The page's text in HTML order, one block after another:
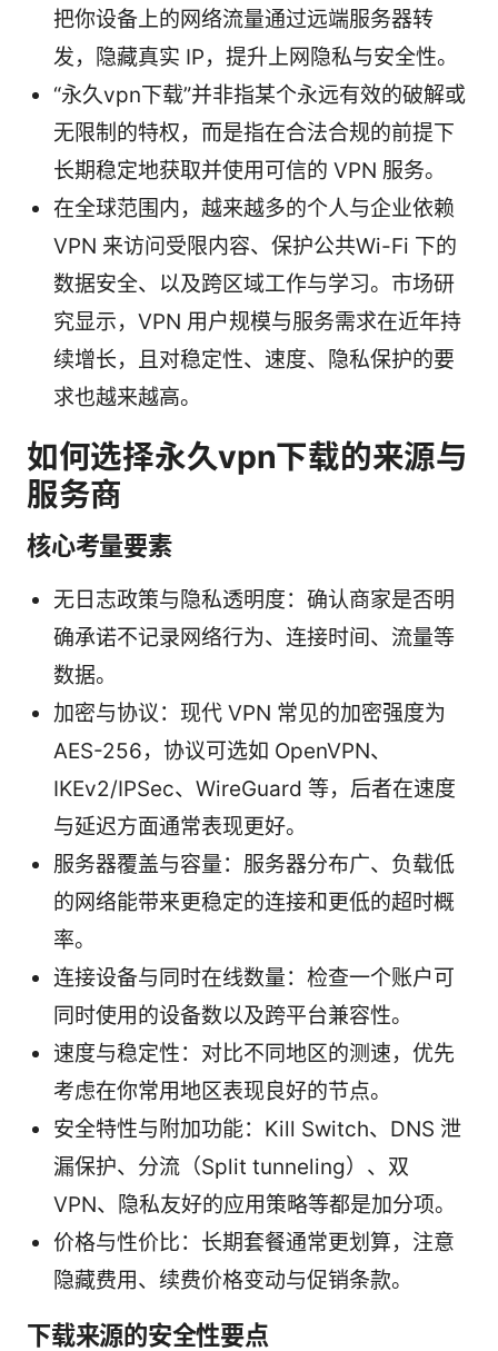
把你设备上的网络流量通过远端服务器转
发，隐藏真实 IP，提升上网隐私与安全性。
“永久vpn下载”并非指某个永远有效的破解或
无限制的特权，而是指在合法合规的前提下
长期稳定地获取并使用可信的 VPN 服务。
在全球范围内，越来越多的个人与企业依赖
VPN 来访问受限内容、保护公共Wi-Fi 下的
数据安全、以及跨区域工作与学习。市场研
究显示，VPN 用户规模与服务需求在近年持
续增长，且对稳定性、速度、隐私保护的要
求也越来越高。
如何选择永久vpn下载的来源与
服务商
核心考量要素
无日志政策与隐私透明度：确认商家是否明
确承诺不记录网络行为、连接时间、流量等
数据。
加密与协议：现代 VPN 常见的加密强度为
AES-256，协议可选如 OpenVPN、
IKEv2/IPSec、WireGuard 等，后者在速度
与延迟方面通常表现更好。
服务器覆盖与容量：服务器分布广、负载低
的网络能带来更稳定的连接和更低的超时概
率。
连接设备与同时在线数量：检查一个账户可
同时使用的设备数以及跨平台兼容性。
速度与稳定性：对比不同地区的测速，优先
考虑在你常用地区表现良好的节点。
安全特性与附加功能：Kill Switch、DNS 泄
漏保护、分流（Split tunneling）、双
VPN、隐私友好的应用策略等都是加分项。
价格与性价比：长期套餐通常更划算，注意
隐藏费用、续费价格变动与促销条款。
下载来源的安全性要点